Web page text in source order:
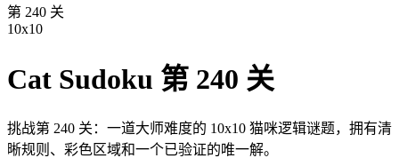
第 240 关
10x10
Cat Sudoku 第 240 关
挑战第 240 关：一道大师难度的 10x10 猫咪逻辑谜题，拥有清
晰规则、彩色区域和一个已验证的唯一解。